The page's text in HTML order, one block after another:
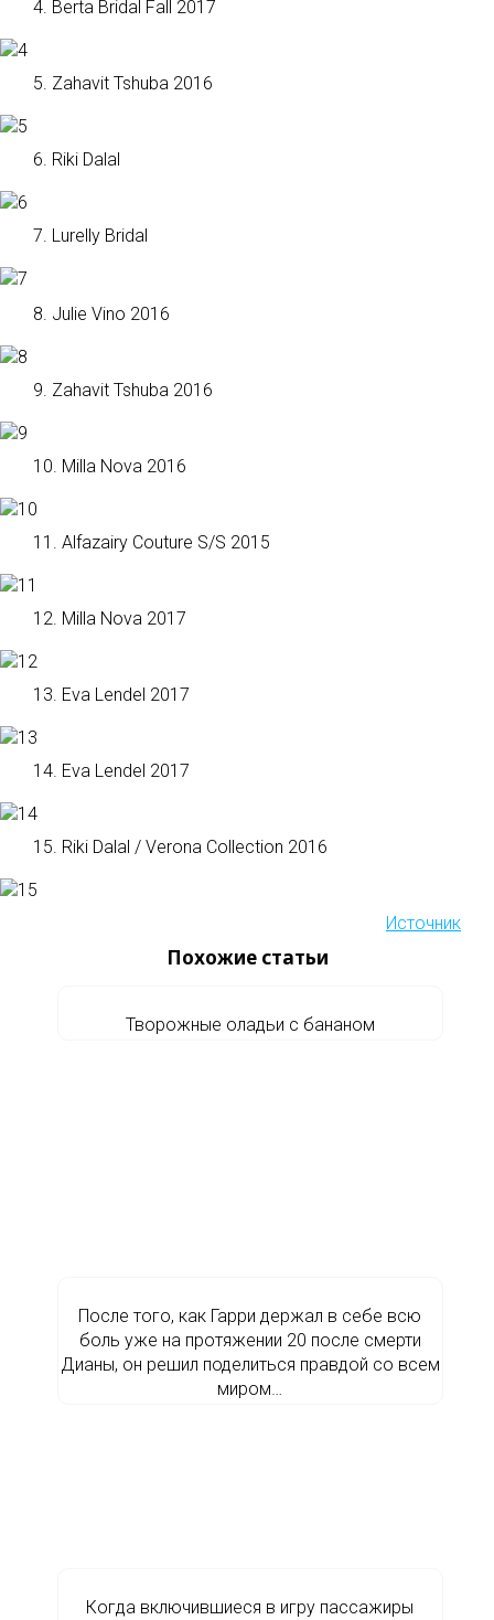
4. Berta Bridal Fall 2017
5. Zahavit Tshuba 2016
6. Riki Dalal
7. Lurelly Bridal
8. Julie Vino 2016
9. Zahavit Tshuba 2016
10. Milla Nova 2016
11. Alfazairy Couture S/S 2015
12. Milla Nova 2017
13. Eva Lendel 2017
14. Eva Lendel 2017
15. Riki Dalal / Verona Collection 2016
Источник
Похожие статьи
Творожные оладьи с бананом
После того, как Гарри держал в себе всю
боль уже на протяжении 20 после смерти
Дианы, он решил поделиться правдой со всем
миром…
Когда включившиеся в игру пассажиры